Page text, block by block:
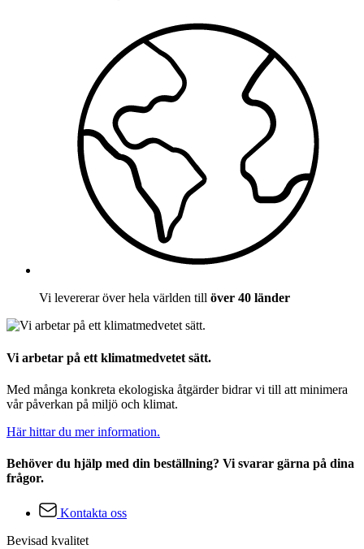
Vi levererar över hela världen till över 40 länder
Vi arbetar på ett klimatmedvetet sätt.
Med många konkreta ekologiska åtgärder bidrar vi till att minimera
vår påverkan på miljö och klimat.
Här hittar du mer information.
Behöver du hjälp med din beställning? Vi svarar gärna på dina
frågor.
Kontakta oss
Bevisad kvalitet